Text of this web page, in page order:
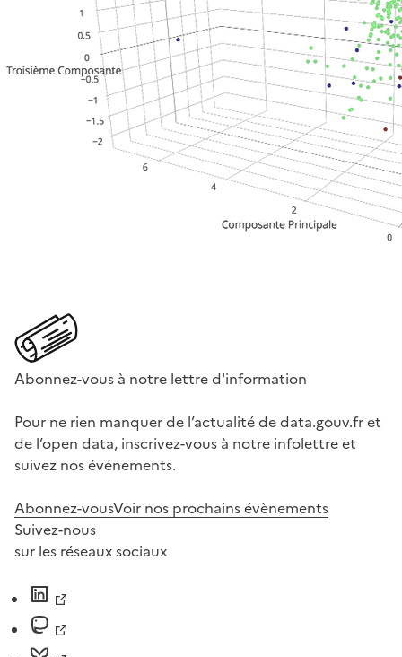
Abonnez-vous à notre lettre d'information
Pour ne rien manquer de l’actualité de data.gouv.fr et
de l’open data, inscrivez-vous à notre infolettre et
suivez nos événements.
Abonnez-vousVoir nos prochains évènements
Suivez-nous
sur les réseaux sociaux